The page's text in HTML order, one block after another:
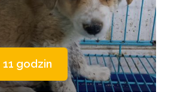
11 godzin